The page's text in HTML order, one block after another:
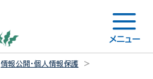
メニュー
情報公開・個人情報保護